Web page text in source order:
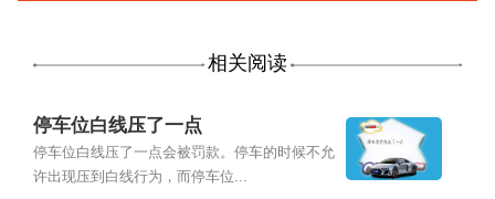
相关阅读
停车位白线压了一点
停车位白线压了一点会被罚款。停车的时候不允
许出现压到白线行为，而停车位...